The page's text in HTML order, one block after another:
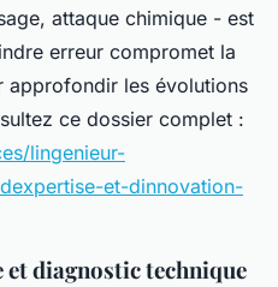
attaque chimique - est
erreur compromet la
approfondir les évolutions
ce dossier complet :
lingenieur-
et-dinnovation-
diagnostic technique